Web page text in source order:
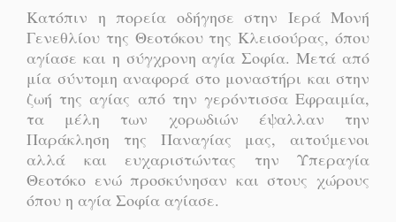
Κατόπιν η πορεία οδήγησε στην Ιερά Μονή
Γενεθλίου της Θεοτόκου της Κλεισούρας, όπου
αγίασε και η σύγχρονη αγία Σοφία. Μετά από
μία σύντομη αναφορά στο μοναστήρι και στην
ζωή της αγίας από την γερόντισσα Εφραιμία,
τα μέλη των χορωδιών έψαλλαν την
Παράκληση της Παναγίας μας, αιτούμενοι
αλλά και ευχαριστώντας την Υπεραγία
Θεοτόκο ενώ προσκύνησαν και στους χώρους
όπου η αγία Σοφία αγίασε.